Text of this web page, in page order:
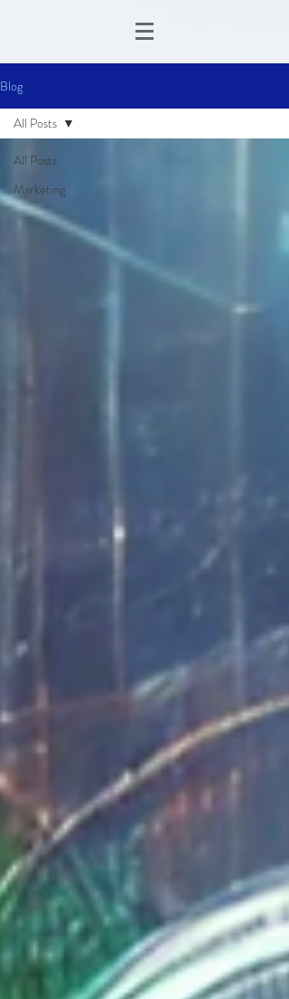
Blog
All Posts
Marketing
All Posts